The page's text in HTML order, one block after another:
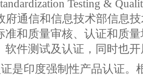
Testing &
府通信和信息技术部信息
准和质量审核、认证和质
软件测试及认证，同时也
印度强制性产品认证。